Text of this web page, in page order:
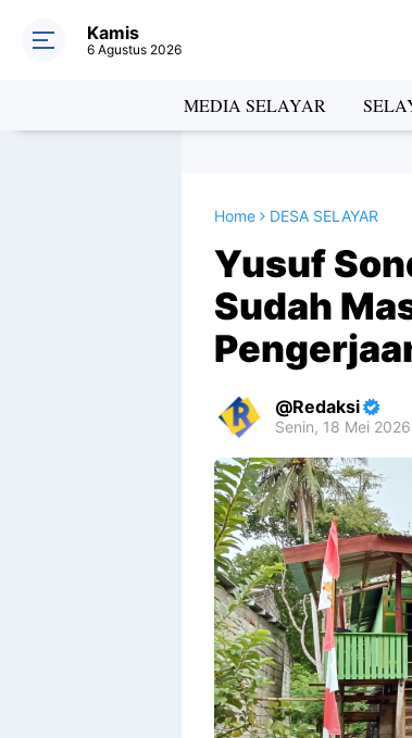
Kamis
6 Agustus 2026
MEDIA SELAYAR
Home DESA SELAYAR
Yusuf
Sudah
Redaksi
Senin, 18 Mei